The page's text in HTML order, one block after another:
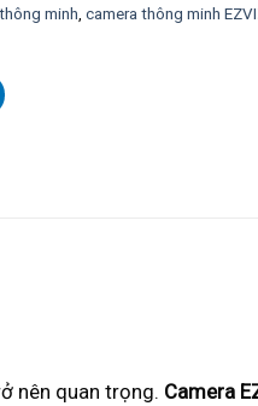
minh camera thông minh
nên quan trọng. Camera